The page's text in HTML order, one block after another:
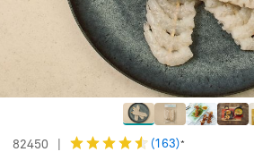
82450 (163)*